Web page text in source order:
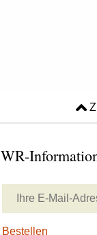
WR-